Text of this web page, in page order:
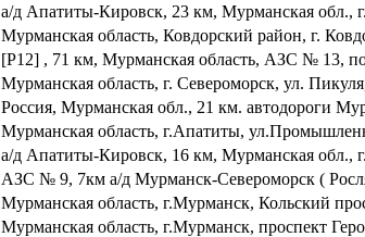
а/д Апатиты-Кировск, 23 км, Мурманская обл.,
Мурманская область, Ковдорский район, г.
[Р12] , 71 км, Мурманская область, АЗС № 13,
Мурманская область, г. Североморск, ул.
Россия, Мурманская обл., 21 км. автодороги
Мурманская область, г.Апатиты,
а/д Апатиты-Кировск, 16 км, Мурманская обл.,
АЗС № 9, 7км а/д Мурманск-Североморск (
Мурманская область, г.Мурманск, Кольский
Мурманская область, г.Мурманск, проспект